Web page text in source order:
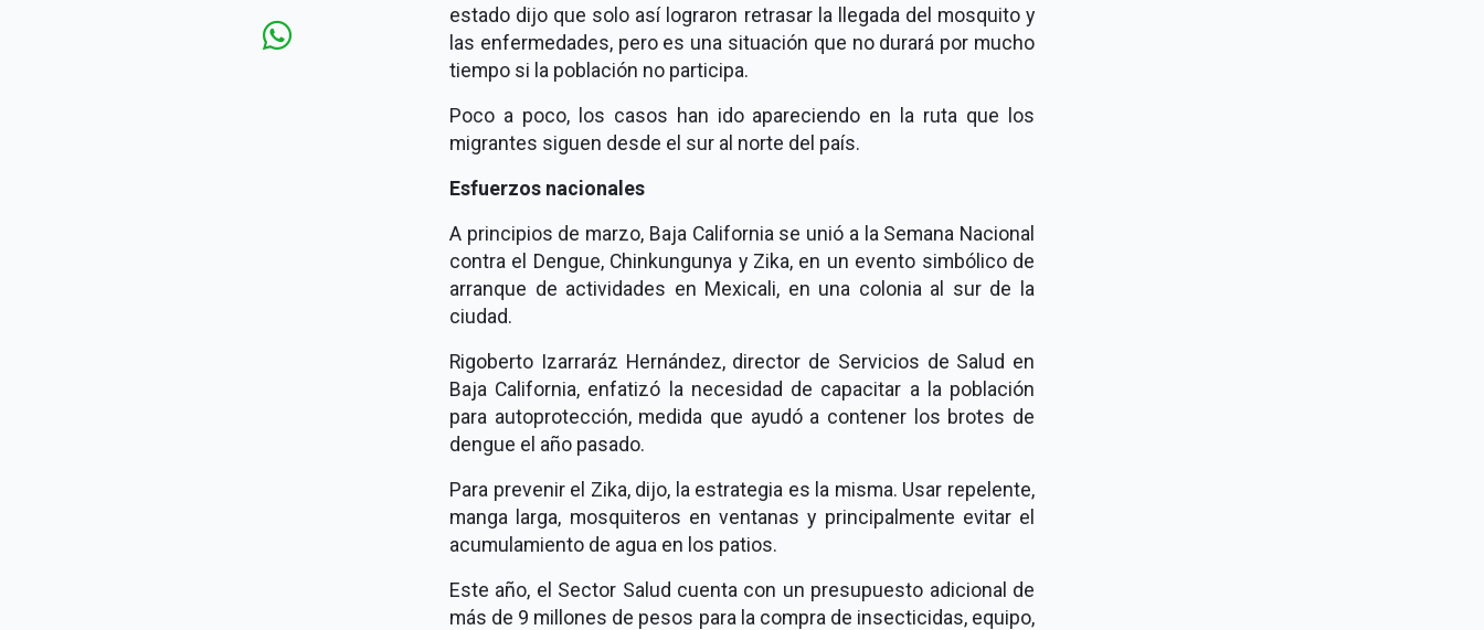
estado dijo que solo así lograron retrasar la llegada del mosquito y
las enfermedades, pero es una situación que no durará por mucho
tiempo si la población no participa.
Poco a poco, los casos han ido apareciendo en la ruta que los
migrantes siguen desde el sur al norte del país.
Esfuerzos nacionales
A principios de marzo, Baja California se unió a la Semana Nacional
contra el Dengue, Chinkungunya y Zika, en un evento simbólico de
arranque de actividades en Mexicali, en una colonia al sur de la
ciudad.
Rigoberto Izarraráz Hernández, director de Servicios de Salud en
Baja California, enfatizó la necesidad de capacitar a la población
para autoprotección, medida que ayudó a contener los brotes de
dengue el año pasado.
Para prevenir el Zika, dijo, la estrategia es la misma. Usar repelente,
manga larga, mosquiteros en ventanas y principalmente evitar el
acumulamiento de agua en los patios.
Este año, el Sector Salud cuenta con un presupuesto adicional de
más de 9 millones de pesos para la compra de insecticidas, equipo,